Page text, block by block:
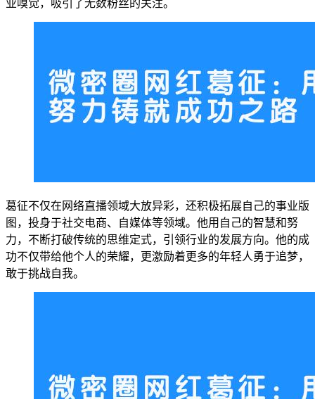
业嗅觉，吸引了无数粉丝的关注。
葛征不仅在网络直播领域大放异彩，还积极拓展自己的事业版
图，投身于社交电商、自媒体等领域。他用自己的智慧和努
力，不断打破传统的思维定式，引领行业的发展方向。他的成
功不仅带给他个人的荣耀，更激励着更多的年轻人勇于追梦，
敢于挑战自我。